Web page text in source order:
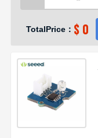
TotalPrice： $ 0